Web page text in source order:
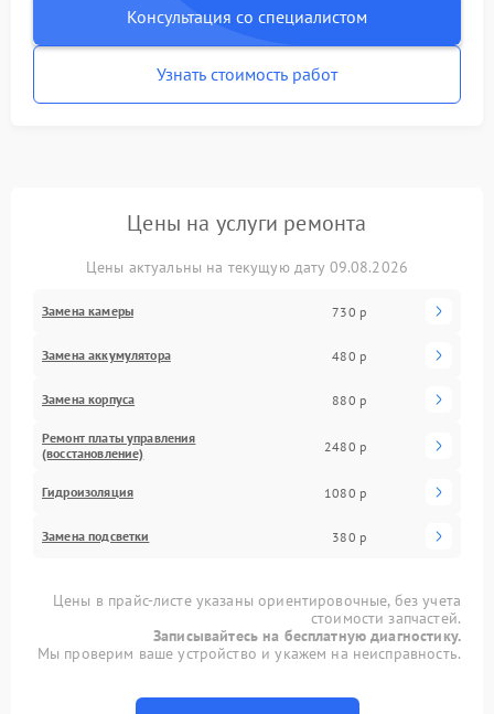
Консультация со специалистом
Узнать стоимость работ
Цены на услуги ремонта
Цены актуальны на текущую дату 09.08.2026
Замена камеры 730 р
Замена аккумулятора 480 р
Замена корпуса 880 р
Ремонт платы управления
(восстановление)
2480 р
Гидроизоляция 1080 р
Замена подсветки 380 р
Цены в прайс-листе указаны ориентировочные, без учета
стоимости запчастей.
Записывайтесь на бесплатную диагностику.
Мы проверим ваше устройство и укажем на неисправность.